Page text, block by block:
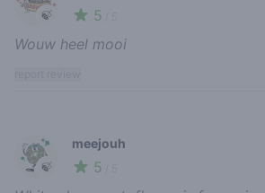
🍃 5
Wouw heel mooi
🍃
meejouh
5